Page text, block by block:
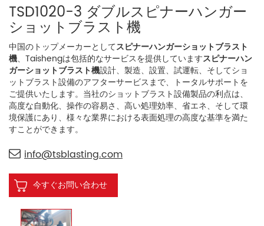
TSD1020-3 ダブルスピナーハンガー
ショットブラスト機
中国のトップメーカーとしてスピナーハンガーショットブラスト
機、Taishengは包括的なサービスを提供していますスピナーハン
ガーショットブラスト機設計、製造、設置、試運転、そしてショ
ットブラスト設備のアフターサービスまで、トータルサポートを
ご提供いたします。当社のショットブラスト設備製品の利点は、
高度な自動化、操作の容易さ、高い処理効率、省エネ、そして環
境保護にあり、様々な業界における表面処理の高度な基準を満た
すことができます。
info@tsblasting.com
今すぐお問い合わせ